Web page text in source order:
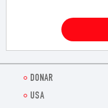
DONAR
USA